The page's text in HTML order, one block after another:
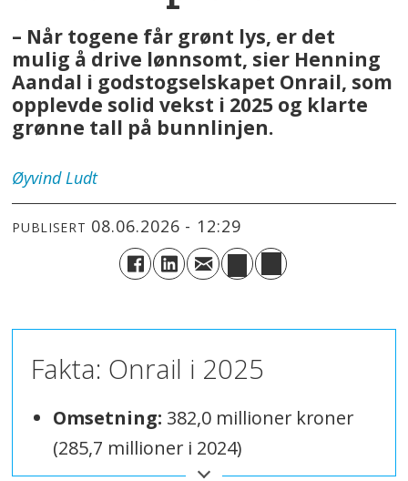
– Når togene får grønt lys, er det
mulig å drive lønnsomt, sier Henning
Aandal i godstogselskapet Onrail, som
opplevde solid vekst i 2025 og klarte
grønne tall på bunnlinjen.
Øyvind Ludt
PUBLISERT 08.06.2026 - 12:29
Fakta: Onrail i 2025
Omsetning: 382,0 millioner kroner
(285,7 millioner i 2024)